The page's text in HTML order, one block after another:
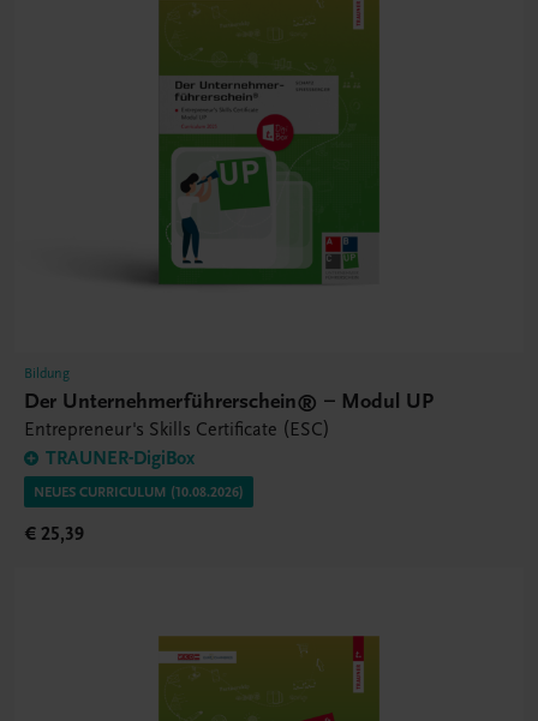
Bildung
Der Unternehmerführerschein® – Modul UP
Entrepreneur's Skills Certificate (ESC)
TRAUNER-DigiBox
NEUES CURRICULUM (10.08.2026)
€ 25,39